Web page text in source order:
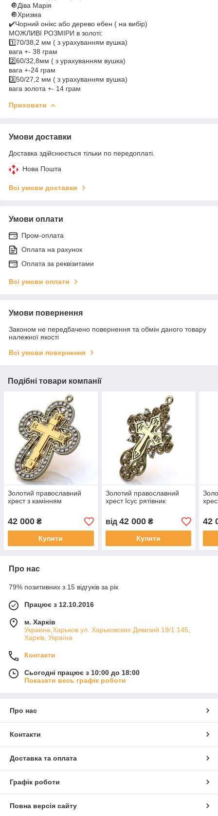
🔘Діва Марія
🔘Хризма
✔️Чорний онікс або дерево ебен ( на вибір)
МОЖЛИВІ РОЗМІРИ в золоті:
1️⃣70/38,2 мм ( з урахуванням вушка)
вага +- 38 грам
2️⃣60/32,8мм ( з урахуванням вушка)
вага +-24 грам
3️⃣50/27,2 мм ( з урахуванням вушка)
вага золота +- 14 грам
Приховати
Умови доставки
Доставка здійснюється тільки по передоплаті.
Нова Пошта
Всі умови доставки
Умови оплати
Пром-оплата
Оплата на рахунок
Оплата за реквізитами
Всі умови оплати
Умови повернення
Законом не передбачено повернення та обмін даного товару
належної якості
Всі умови повернення
Подібні товари компанії
Золотий православний
хрест з камінням
42 000 ₴
Купити
Золотий православний
хрест Ісус рятівник
від 42 000₴
Купити
42
Про нас
79% позитивних з 15 відгуків за рік
Працює з 12.10.2016
м. Харків
Украина,Харьков ул. Харьковских Дивизий 19/1 145,
Харків, Україна
Контакти
Сьогодні працює з 10:00 до 18:00
Показати весь графік роботи
Про нас
Контакти
Доставка та оплата
Графік роботи
Повна версія сайту